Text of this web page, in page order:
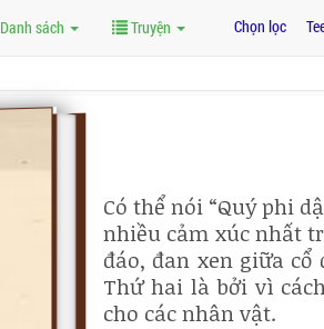
Danh sách Truyện Chọn lọc
Có thể nói “Quý phi
nhiều cảm xúc nhất
đáo, đan xen giữa
Thứ hai là bởi vì
cho các nhân vật.